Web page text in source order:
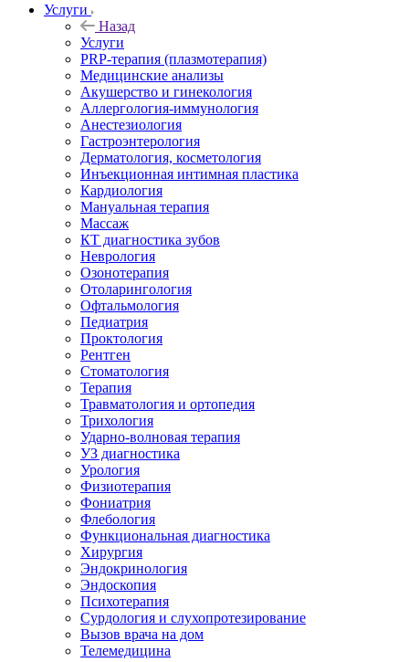
Услуги
Назад
Услуги
PRP-терапия (плазмотерапия)
Медицинские анализы
Акушерство и гинекология
Аллергология-иммунология
Анестезиология
Гастроэнтерология
Дерматология, косметология
Инъекционная интимная пластика
Кардиология
Мануальная терапия
Массаж
КТ диагностика зубов
Неврология
Озонотерапия
Отоларингология
Офтальмология
Педиатрия
Проктология
Рентген
Стоматология
Терапия
Травматология и ортопедия
Трихология
Ударно-волновая терапия
УЗ диагностика
Урология
Физиотерапия
Фониатрия
Флебология
Функциональная диагностика
Хирургия
Эндокринология
Эндоскопия
Психотерапия
Сурдология и слухопротезирование
Вызов врача на дом
Телемедицина